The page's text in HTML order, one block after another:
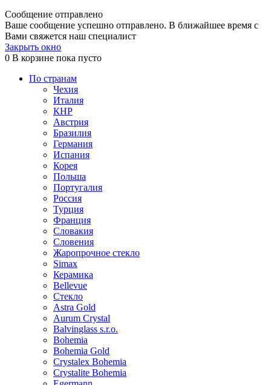
Сообщение отправлено
Ваше сообщение успешно отправлено. В ближайшее время с
Вами свяжется наш специалист
Закрыть окно
0 В корзине пока пусто
По странам
Чехия
Италия
КНР
Австрия
Бразилия
Германия
Испания
Корея
Польша
Португалия
Россия
Турция
Франция
Словакия
Словения
Жаропрочное стекло
Simax
Керамика
Bellevue
Стекло
Astra Gold
Aurum Crystal
Balvinglass s.r.o.
Bohemia
Bohemia Gold
Crystalex Bohemia
Crystalite Bohemia